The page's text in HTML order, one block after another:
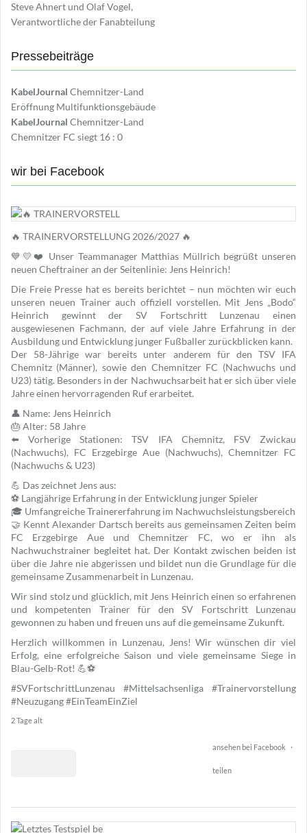
Steve Ahnert und Olaf Vogel,
Verantwortliche der Fanabteilung
Pressebeiträge
KabelJournal Chemnitzer-Land
Eröffnung Multifunktionsgebäude
KabelJournal Chemnitzer-Land
Chemnitzer FC siegt 16 : 0
wir bei Facebook
🔥 TRAINERVORSTELLUNG 2026/2027 🔥
💙💛❤️ Unser Teammanager Matthias Müllrich begrüßt unseren
neuen Cheftrainer an der Seitenlinie: Jens Heinrich!
Die Freie Presse hat es bereits berichtet – nun möchten wir euch
unseren neuen Trainer auch offiziell vorstellen. Mit Jens „Bodo“
Heinrich gewinnt der SV Fortschritt Lunzenau einen
ausgewiesenen Fachmann, der auf viele Jahre Erfahrung in der
Ausbildung und Entwicklung junger Fußballer zurückblicken kann.
Der 58-Jährige war bereits unter anderem für den TSV IFA
Chemnitz (Männer), sowie den Chemnitzer FC (Nachwuchs und
U23) tätig. Besonders in der Nachwuchsarbeit hat er sich über viele
Jahre einen hervorragenden Ruf erarbeitet.
👤 Name: Jens Heinrich
🎂 Alter: 58 Jahre
⬅️ Vorherige Stationen: TSV IFA Chemnitz, FSV Zwickau
(Nachwuchs), FC Erzgebirge Aue (Nachwuchs), Chemnitzer FC
(Nachwuchs & U23)
💪 Das zeichnet Jens aus:
⚽ Langjährige Erfahrung in der Entwicklung junger Spieler
🎓 Umfangreiche Trainererfahrung im Nachwuchsleistungsbereich
🤝 Kennt Alexander Dartsch bereits aus gemeinsamen Zeiten beim
FC Erzgebirge Aue und Chemnitzer FC, wo er ihn als
Nachwuchstrainer begleitet hat. Der Kontakt zwischen beiden ist
über die Jahre nie abgerissen und bildet nun die Grundlage für die
gemeinsame Zusammenarbeit in Lunzenau.
Wir sind stolz und glücklich, mit Jens Heinrich einen so erfahrenen
und kompetenten Trainer für den SV Fortschritt Lunzenau
gewonnen zu haben und freuen uns auf die gemeinsame Zukunft.
Herzlich willkommen in Lunzenau, Jens! Wir wünschen dir viel
Erfolg, eine erfolgreiche Saison und viele gemeinsame Siege in
Blau-Gelb-Rot! 💪⚽
#SVFortschrittLunzenau
#Mittelsachsenliga
#Trainervorstellung
#Neuzugang#EinTeamEinZiel
2 Tage alt
ansehen bei Facebook ·
teilen
85
1